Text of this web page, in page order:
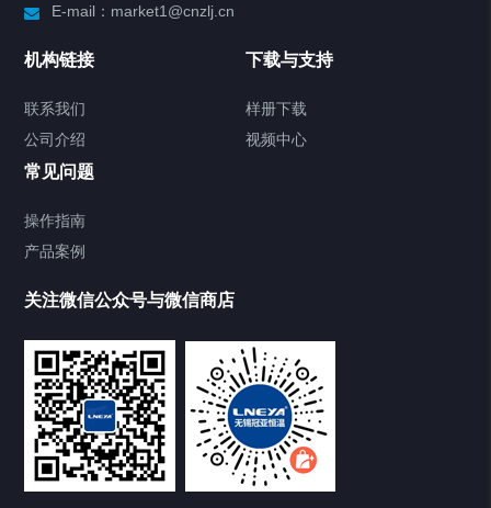
Chiller直冷控温机组
Heating Circulator加热循环器
Freezer低温箱
VOCs冷凝回收装置
E-mail：market1@cnzlj.cn
机构链接
联系我们
公司介绍
下载与支持
样册下载
视频中心
常见问题
操作指南
产品案例
关注微信公众号与微信商店